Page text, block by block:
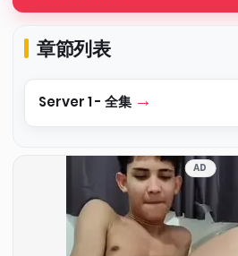
章節列表
Server 1 - 全集
AD